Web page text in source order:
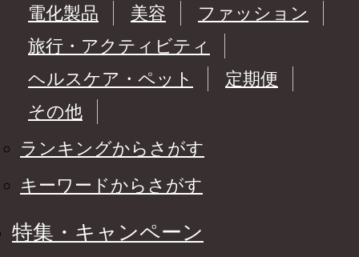
電化製品
美容
ファッション
旅行・アクティビティ
ヘルスケア・ペット
定期便
その他
ランキングからさがす
キーワードからさがす
特集・キャンペーン